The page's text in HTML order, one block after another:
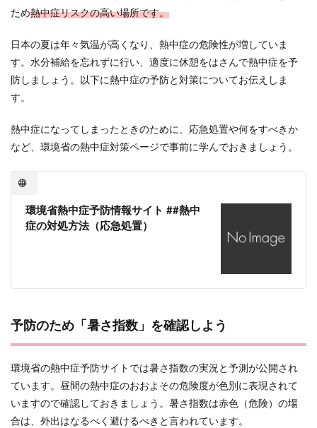
ため熱中症リスクの高い場所です。
日本の夏は年々気温が高くなり、熱中症の危険性が増していま
す。水分補給を忘れずに行い、適度に休憩をはさんで熱中症を予
防しましょう。以下に熱中症の予防と対策についてお伝えしま
す。
熱中症になってしまったときのために、応急処置や何をすべきか
など、環境省の熱中症対策ページで事前に学んでおきましょう。
環境省熱中症予防情報サイト ##熱中
症の対処方法（応急処置）
予防のため「暑さ指数」を確認しよう
環境省の熱中症予防サイトでは暑さ指数の実況と予測が公開され
ています。昼間の熱中症のおおよその危険度が色別に表現されて
いますので確認しておきましょう。暑さ指数は赤色（危険）の場
合は、外出はなるべく避けるべきと言われています。